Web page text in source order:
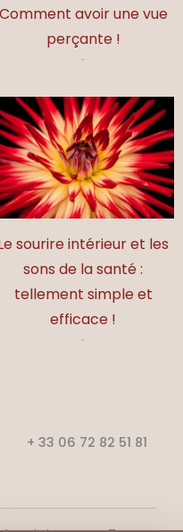
Comment avoir une vue
perçante !
sourire intérieur et les
sons de la santé :
tellement simple et
efficace !
+ 33 06 72 82 51 81